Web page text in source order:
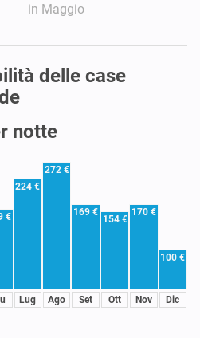
in Maggio
delle case
notte
€
224 €
Lug
272 €
Ago
169 €
Set
154 €
Ott
170 €
Nov
100 €
Dic